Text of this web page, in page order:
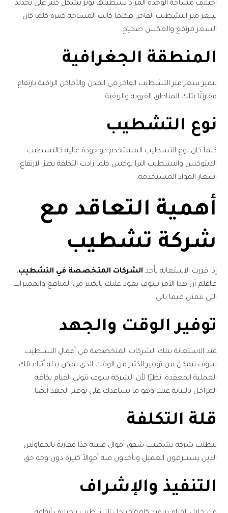
اختلاف مساحة الوحدة المراد تشطيبها يؤثر بشكل كبير على تحديد
سعر متر التشطيب الفاخر، فكلما كانت المساحة كبيرة كلما كان
السعر مرتفع والعكس صحيح.
المنطقة الجغرافية
يتميز سعر متر التشطيب الفاخر في المدن والأماكن الراقية بارتفاع
مقارنتًا بتلك المناطق القروية والريفية.
نوع التشطيب
كلما كان نوع التشطيب المستخدم ذو جودة عالية كالتشطيب
الديتوكس والتشطيب الترا لوكس كلما زادت التكلفة نظرًا لارتفاع
اسعار المواد المستخدمة.
أهمية التعاقد مع
شركة تشطيب
إذا قررت الاستعانة بأحد الشركات المتخصصة في التشطيب،
فاعلم أن هذا الأمر سوف يعود عليك بالكثير من المنافع والمميزات
التي تتمثل فيما يالي:
توفير الوقت والجهد
عند الاستعانة بتلك الشركات المتخصصة في أعمال التشطيب
سوف تتمكن من توفير الكثير من الوقت الذي يمكن بذله أثناء تلك
العملية المعقدة، نظرًا لأن الشركة سوف تتولى القيام بكافة
المراحل بالنيابة عنك وهو ما يساعدك على توفير الجهد أيضًا.
قلة التكلفة
تتطلب شركة تشطيب شقق أموال قليلة جدًا مقارنةً بالمقاولين
الذين يستنزفون العميل ويأخذون منه أموالاً كثيرة دون وجه حق.
التنفيذ والإشراف